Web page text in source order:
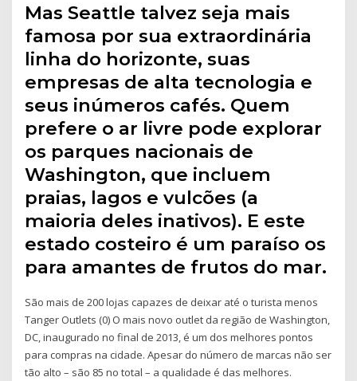
Mas Seattle talvez seja mais
famosa por sua extraordinária
linha do horizonte, suas
empresas de alta tecnologia e
seus inúmeros cafés. Quem
prefere o ar livre pode explorar
os parques nacionais de
Washington, que incluem
praias, lagos e vulcões (a
maioria deles inativos). E este
estado costeiro é um paraíso os
para amantes de frutos do mar.
São mais de 200 lojas capazes de deixar até o turista menos
Tanger Outlets (0) O mais novo outlet da região de Washington,
DC, inaugurado no final de 2013, é um dos melhores pontos
para compras na cidade. Apesar do número de marcas não ser
tão alto – são 85 no total – a qualidade é das melhores.